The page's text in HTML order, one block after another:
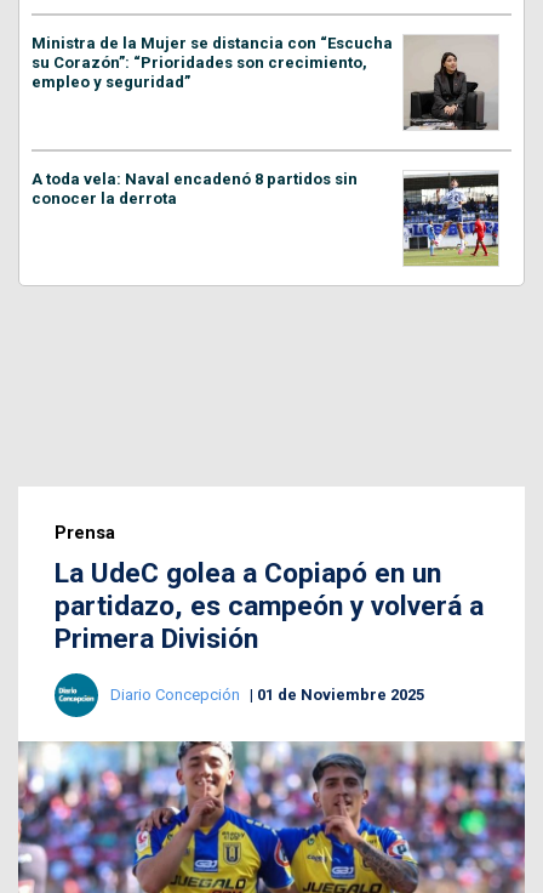
Ministra de la Mujer se distancia con “Escucha
su Corazón”: “Prioridades son crecimiento,
empleo y seguridad”
A toda vela: Naval encadenó 8 partidos sin
conocer la derrota
Prensa
La UdeC golea a Copiapó en un
partidazo, es campeón y volverá a
Primera División
Diario Concepción 01 de Noviembre 2025